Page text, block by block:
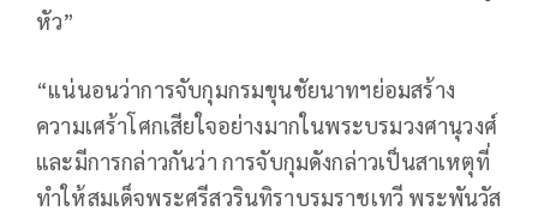
หัว”
“แน่นอนว่าการจับกุมกรมขุนชัยนาทฯย่อมสร้าง
ความเศร้าโศกเสียใจอย่างมากในพระบรมวงศานุวงศ์
และมีการกล่าวกันว่า การจับกุมดังกล่าวเป็นสาเหตุที่
ทำให้สมเด็จพระศรีสวรินทิราบรมราชเทวี พระพันวัส